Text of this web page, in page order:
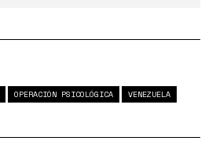
OPERACIÓN PSICOLÓGICA
VENEZUELA